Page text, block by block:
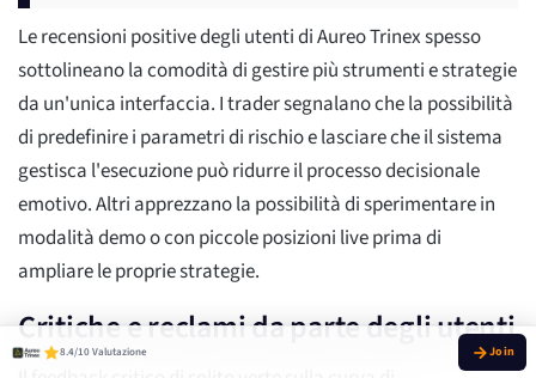
Le recensioni positive degli utenti di Aureo Trinex spesso
sottolineano la comodità di gestire più strumenti e strategie
da un'unica interfaccia. I trader segnalano che la possibilità
di predefinire i parametri di rischio e lasciare che il sistema
gestisca l'esecuzione può ridurre il processo decisionale
emotivo. Altri apprezzano la possibilità di sperimentare in
modalità demo o con piccole posizioni live prima di
ampliare le proprie strategie.
Critiche e reclami da parte degli utenti
8.4/10 Valutazione